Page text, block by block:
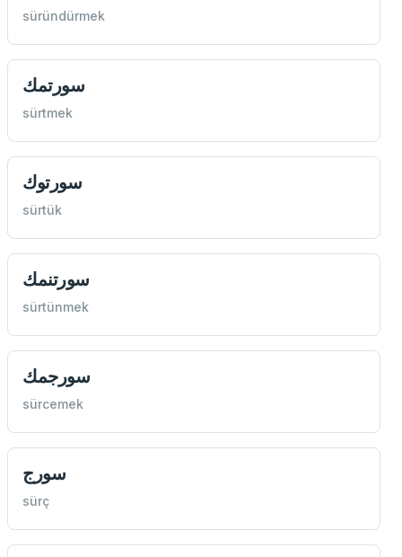
süründürmek
سورتمك
sürtmek
سورتوك
sürtük
سورتنمك
sürtünmek
سورجمك
sürcemek
سورج
sürç